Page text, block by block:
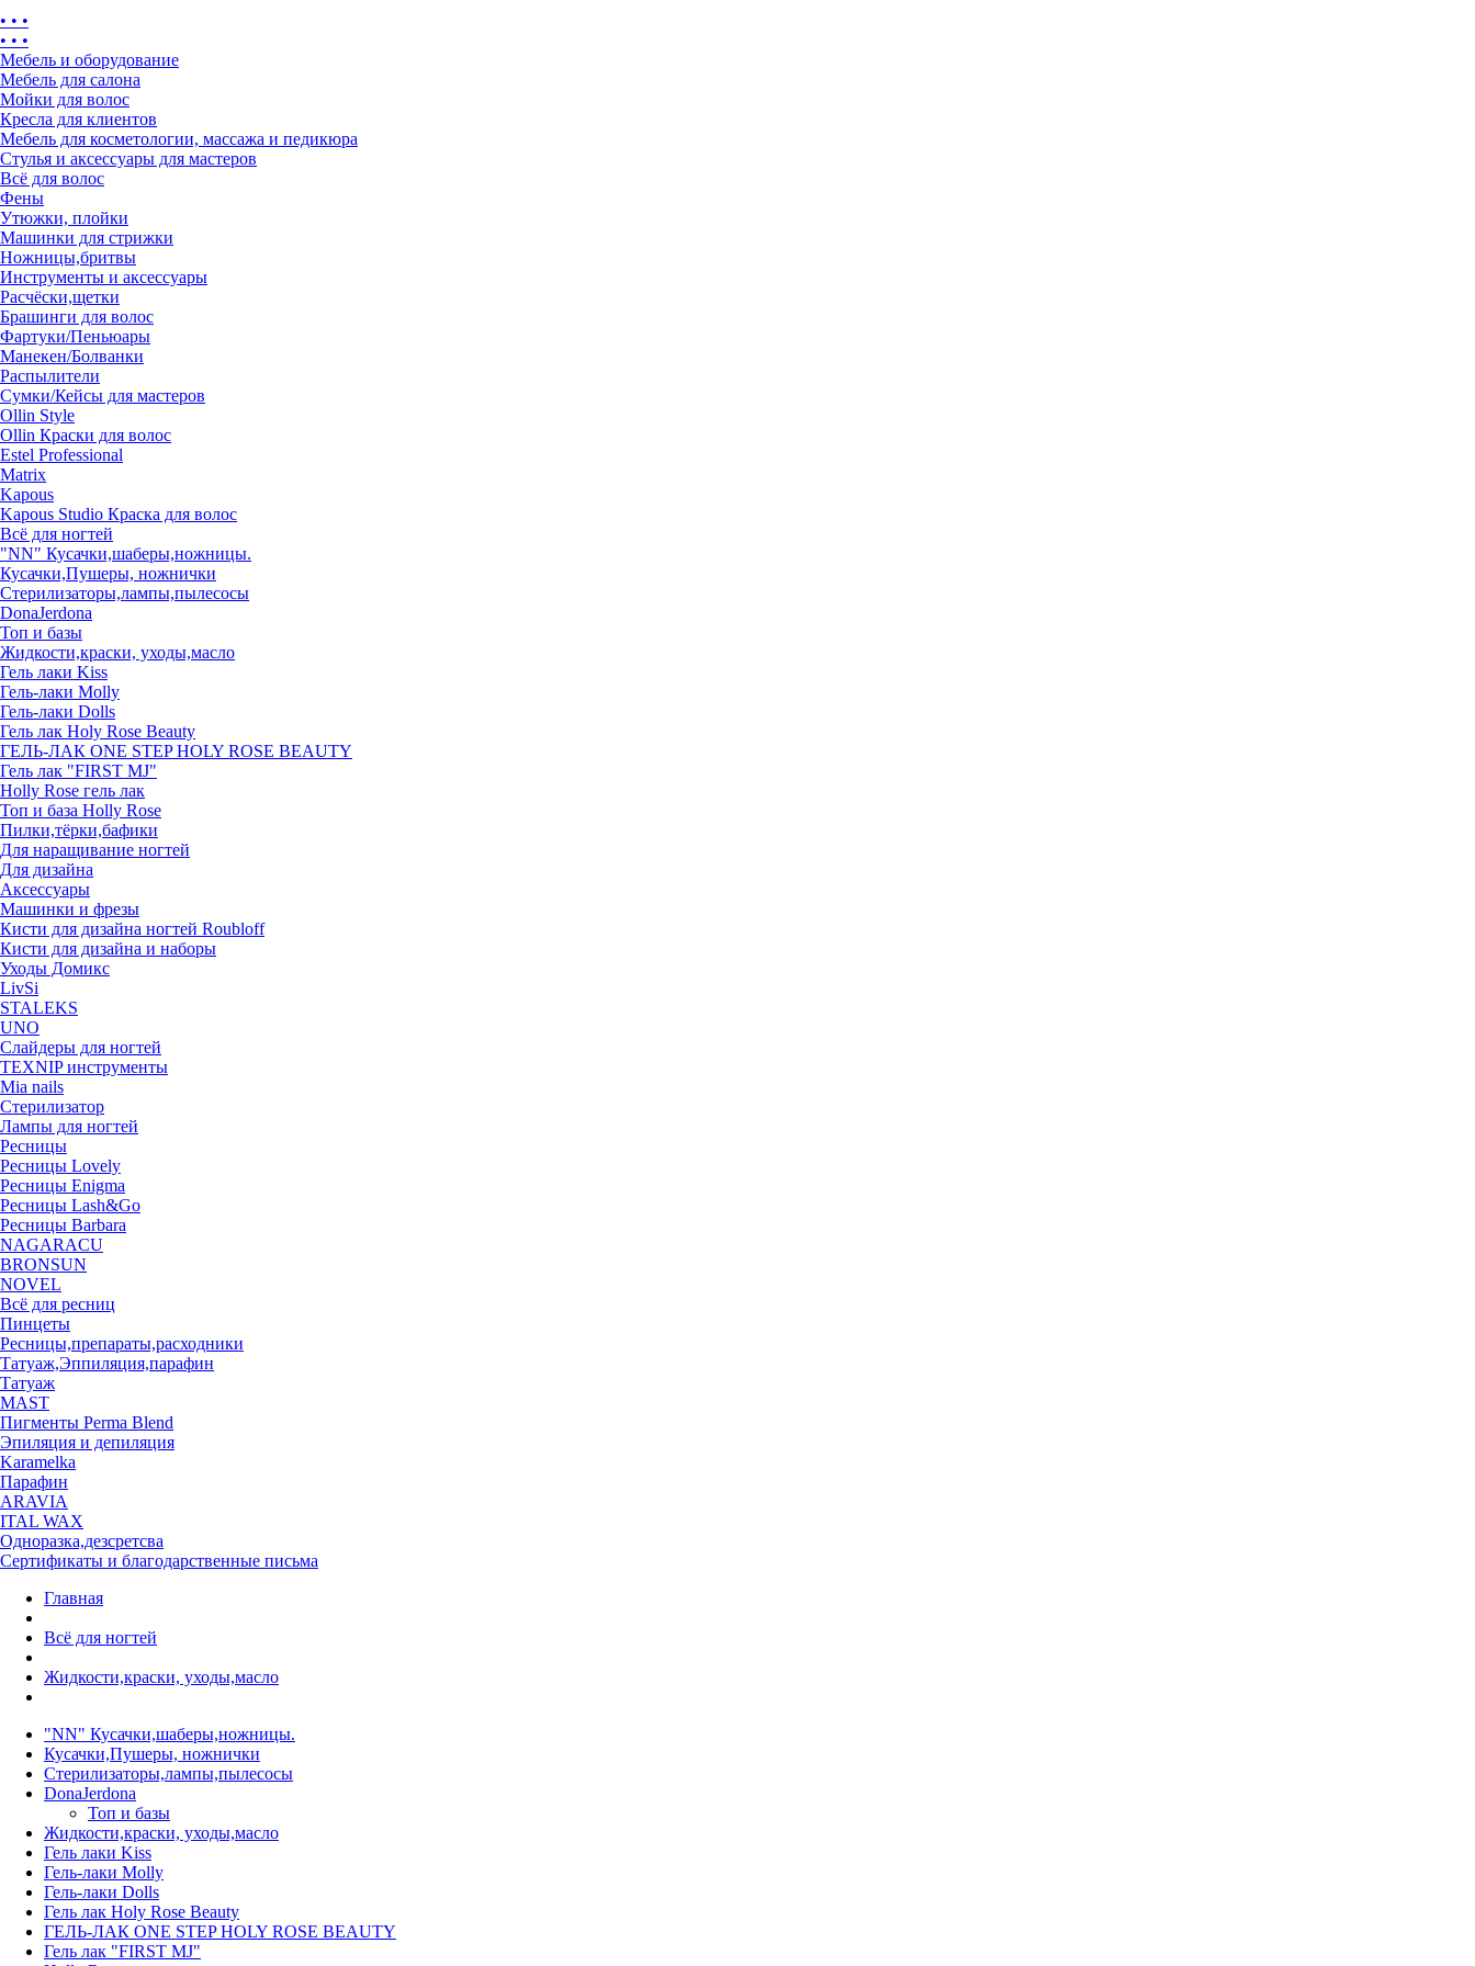
• • •
• • •
Мебель и оборудование
Мебель для салона
Мойки для волос
Кресла для клиентов
Мебель для косметологии, массажа и педикюра
Стулья и аксессуары для мастеров
Всё для волос
Фены
Утюжки, плойки
Машинки для стрижки
Ножницы,бритвы
Инструменты и аксессуары
Расчёски,щетки
Брашинги для волос
Фартуки/Пеньюары
Манекен/Болванки
Распылители
Сумки/Кейсы для мастеров
Ollin Style
Ollin Краски для волос
Estel Professional
Matrix
Kapous
Kapous Studio Краска для волос
Всё для ногтей
"NN" Кусачки,шаберы,ножницы.
Кусачки,Пушеры, ножнички
Стерилизаторы,лампы,пылесосы
DonaJerdona
Топ и базы
Жидкости,краски, уходы,масло
Гель лаки Kiss
Гель-лаки Molly
Гель-лаки Dolls
Гель лак Holy Rose Beauty
ГЕЛЬ-ЛАК ONE STEP HOLY ROSE BEAUTY
Гель лак "FIRST MJ"
Нolly Rose гель лак
Топ и база Нolly Rose
Пилки,тёрки,бафики
Для наращивание ногтей
Для дизайна
Аксессуары
Машинки и фрезы
Кисти для дизайна ногтей Roubloff
Кисти для дизайна и наборы
Уходы Домикс
LivSi
STALEKS
UNO
Слайдеры для ногтей
TEXNIP инструменты
Mia nails
Стерилизатор
Лампы для ногтей
Ресницы
Ресницы Lovely
Ресницы Enigma
Ресницы Lash&Go
Ресницы Barbara
NAGARACU
BRONSUN
NOVEL
Всё для ресниц
Пинцеты
Ресницы,препараты,расходники
Татуаж,Эппиляция,парафин
Татуаж
MAST
Пигменты Perma Blend
Эпиляция и депиляция
Karamelka
Парафин
ARAVIA
ITAL WAX
Одноразка,дезсретсва
Сертификаты и благодарственные письма
Главная
Всё для ногтей
Жидкости,краски, уходы,масло
"NN" Кусачки,шаберы,ножницы.
Кусачки,Пушеры, ножнички
Стерилизаторы,лампы,пылесосы
DonaJerdona
Топ и базы
Жидкости,краски, уходы,масло
Гель лаки Kiss
Гель-лаки Molly
Гель-лаки Dolls
Гель лак Holy Rose Beauty
ГЕЛЬ-ЛАК ONE STEP HOLY ROSE BEAUTY
Гель лак "FIRST MJ"